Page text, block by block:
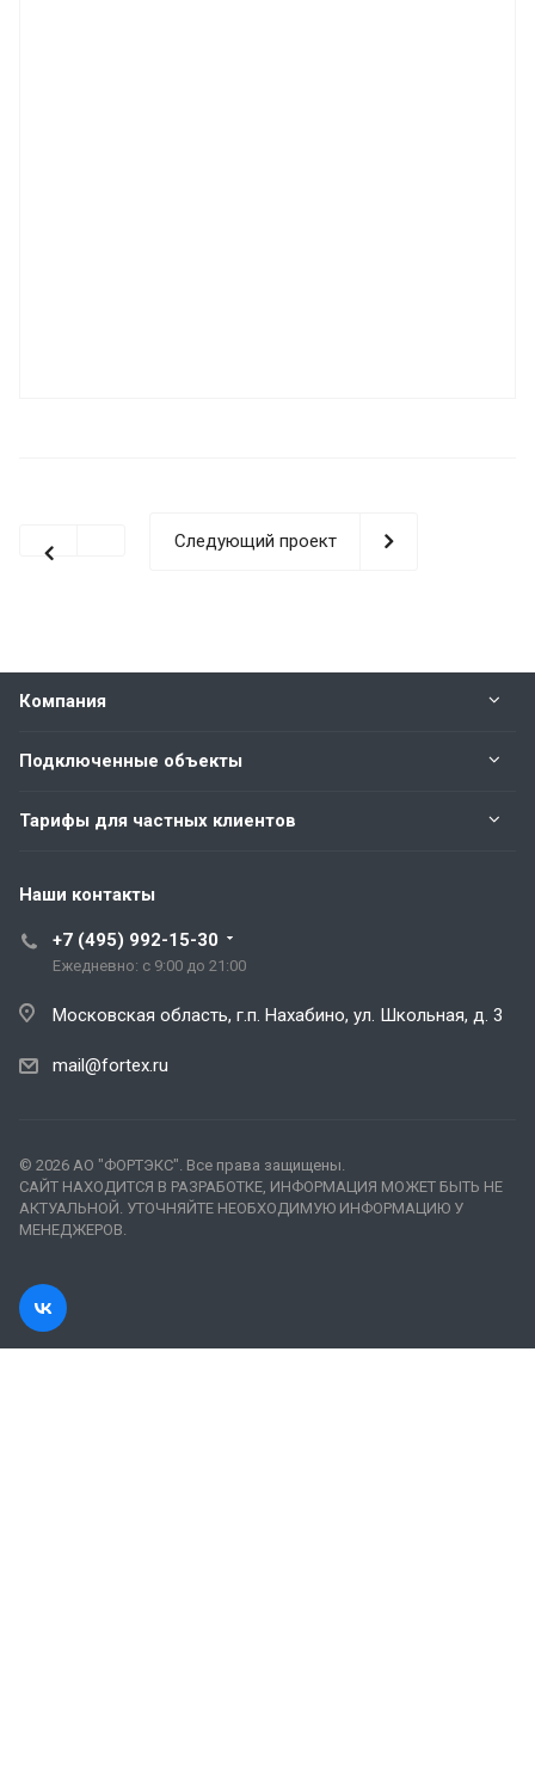
Следующий проект
Компания
Подключенные объекты
Тарифы для частных клиентов
Наши контакты
+7 (495) 992-15-30
Ежедневно: с 9:00 до 21:00
Московская область, г.п. Нахабино, ул. Школьная, д. 3
mail@fortex.ru
© 2026 АО "ФОРТЭКС". Все права защищены.
САЙТ НАХОДИТСЯ В РАЗРАБОТКЕ, ИНФОРМАЦИЯ МОЖЕТ БЫТЬ НЕ
АКТУАЛЬНОЙ. УТОЧНЯЙТЕ НЕОБХОДИМУЮ ИНФОРМАЦИЮ У
МЕНЕДЖЕРОВ.